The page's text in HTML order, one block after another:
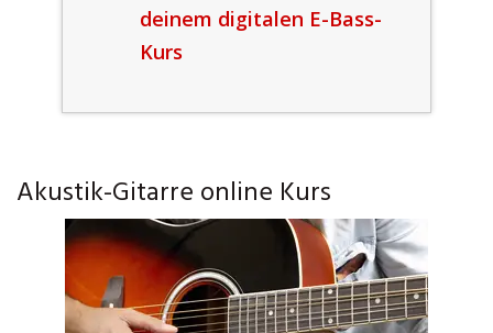
deinem digitalen E-Bass-
Kurs
Akustik-Gitarre online Kurs